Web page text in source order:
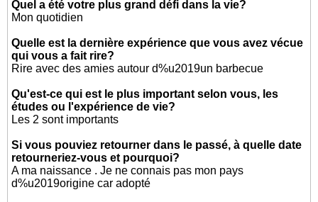
Quel a été votre plus grand défi dans la vie?
Mon quotidien
Quelle est la dernière expérience que vous avez vécue
qui vous a fait rire?
Rire avec des amies autour d%u2019un barbecue
Qu'est-ce qui est le plus important selon vous, les
études ou l'expérience de vie?
Les 2 sont importants
Si vous pouviez retourner dans le passé, à quelle date
retourneriez-vous et pourquoi?
A ma naissance . Je ne connais pas mon pays
d%u2019origine car adopté